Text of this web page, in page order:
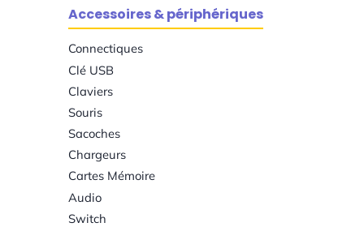
Accessoires & périphériques
Connectiques
Clé USB
Claviers
Souris
Sacoches
Chargeurs
Cartes Mémoire
Audio
Switch